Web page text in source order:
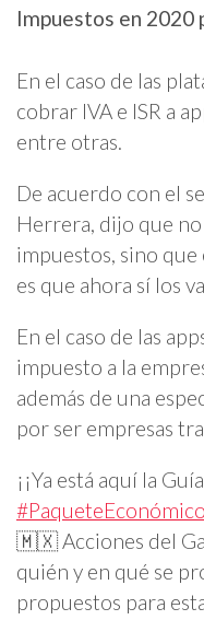
Impuestos en 2020
En el caso de las
cobrar IVA e ISR a
entre otras.
De acuerdo con el
Herrera, dijo que
impuestos, sino que
es que ahora sí los
En el caso de las
impuesto a la
además de una
por ser empresas
¡¡Ya está aquí la
🇲🇽 Acciones del
quién y en qué se
propuestos para